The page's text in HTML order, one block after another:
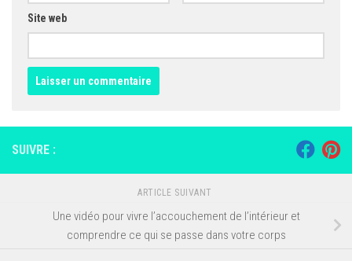
Site web
SUIVRE :
ARTICLE SUIVANT
Une vidéo pour vivre l’accouchement de l’intérieur et
comprendre ce qui se passe dans votre corps